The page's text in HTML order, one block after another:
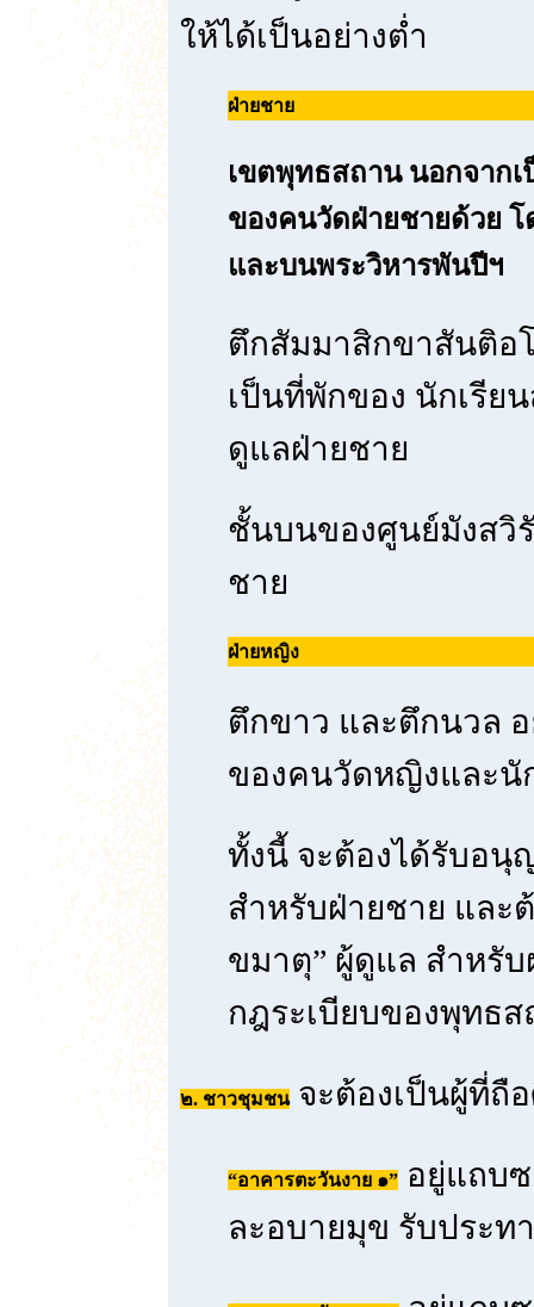
ให้ได้เป็นอย่างต่ำ
ฝ่ายชาย
เขตพุทธสถาน นอกจาก
ของคนวัดฝ่ายชายด้วย
และบนพระวิหารพันปีฯ
ตึกสัมมาสิกขาสันติอ
เป็นที่พักของ นักเรีย
ดูแลฝ่ายชาย
ชั้นบนของศูนย์มังสวิ
ชาย
ฝ่ายหญิง
ตึกขาว และตึกนวล
ของคนวัดหญิงและนั
ทั้งนี้ จะต้องได้รับอนุ
สำหรับฝ่ายชาย และ
ขมาตุ” ผู้ดูแล สำหรั
กฎระเบียบของพุทธส
๒. ชาวชุมชนจะต้องเป็นผู้ที่ถื
“อาคารตะวันงาย ๑”อยู่แถบซ
ละอบายมุข รับประท